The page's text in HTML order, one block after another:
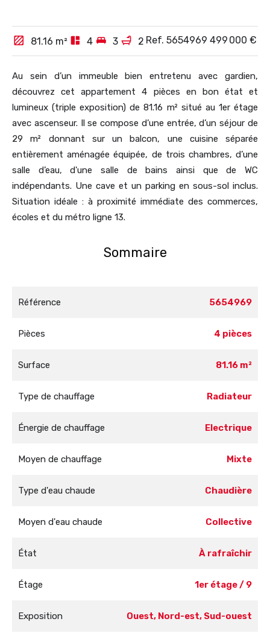
81.16 m² 4 3 2 Ref. 5654969 499 000 €
Au sein d’un immeuble bien entretenu avec gardien,
découvrez cet appartement 4 pièces en bon état et
lumineux (triple exposition) de 81.16 m² situé au 1er étage
avec ascenseur. Il se compose d’une entrée, d’un séjour de
29 m² donnant sur un balcon, une cuisine séparée
entièrement aménagée équipée, de trois chambres, d’une
salle d’eau, d'une salle de bains ainsi que de WC
indépendants. Une cave et un parking en sous-sol inclus.
Situation idéale : à proximité immédiate des commerces,
écoles et du métro ligne 13.
Sommaire
Référence 5654969
Pièces 4 pièces
Surface 81.16 m²
Type de chauffage Radiateur
Énergie de chauffage Electrique
Moyen de chauffage Mixte
Type d'eau chaude Chaudière
Moyen d'eau chaude Collective
État À rafraîchir
Étage 1er étage / 9
Exposition Ouest, Nord-est, Sud-ouest